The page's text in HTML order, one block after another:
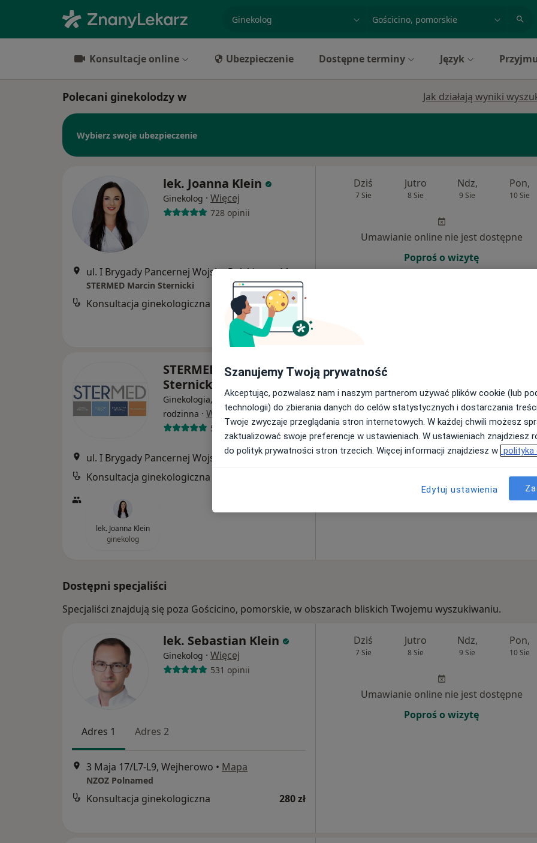
specjalizacja, badanie lub nazwiskomiasto lub dzielnica
Konsultacje online Ubezpieczenie Dostępne terminy Język
Polecani ginekolodzy w Jak działają wyniki
Wybierz swoje ubezpieczenie
lek. Joanna Klein
Ginekolog · Więcej
728 opinii
ul. I Brygady Pancernej Wojska Polskiego 36, Wejherowo •Mapa
STERMED Marcin Sternicki
Konsultacja ginekologiczna + USG TV 280 zł
Dziś
7 Sie
Jutro
8 Sie
Ndz,
9 Sie
Pon,
10 Sie
Umawianie online nie jest dostępne
Poproś o wizytę
STERMED Marcin
Sternicki
Ginekologia, Radiologia, Medycyna
rodzinna · Więcej
505 opinii
ul. I Brygady Pancernej Wojska Polskiego 36, Wejherowo • Mapa
Konsultacja ginekologiczna
lek. Joanna Klein
ginekolog
Dziś
Umawianie online nie jest dostępne
Pokaż profil
Dostępni specjaliści
Specjaliści znajdują się poza Gościcino, pomorskie, w obszarach bliskich Twojemu wyszukiwaniu.
lek. Sebastian Klein
Ginekolog · Więcej
531 opinii
Adres 1 Adres 2
3 Maja 17/L7-L9, Wejherowo • Mapa
NZOZ Polnamed
Konsultacja ginekologiczna 280 zł
Dziś
7 Sie
Jutro
8 Sie
Ndz,
9 Sie
Pon,
10 Sie
Umawianie online nie jest dostępne
Poproś o wizytę
Szanujemy Twoją prywatność
Akceptując, pozwalasz nam i naszym partnerom używać plików cookie (lub
technologii) do zbierania danych do celów statystycznych i dostarczania
Twoje zwyczaje przeglądania stron internetowych. W każdej chwili możesz
zaktualizować swoje preferencje w ustawieniach. W ustawieniach znajdziesz
do polityk prywatności stron trzecich. Więcej informacji znajdziesz w polityka
Edytuj ustawienia